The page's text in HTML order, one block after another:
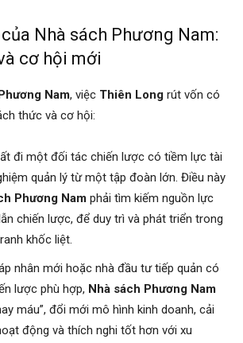
Nhà sách Phương Nam:
cơ hội mới
Nam, việc Thiên Long rút vốn có
thức và cơ hội:
đi một đối tác chiến lược có tiềm lực tài
quản lý từ một tập đoàn lớn. Điều này
Phương Nam phải tìm kiếm nguồn lực
chiến lược, để duy trì và phát triển trong
khốc liệt.
nhân mới hoặc nhà đầu tư tiếp quản có
lược phù hợp, Nhà sách Phương Nam
máu”, đổi mới mô hình kinh doanh, cải
động và thích nghi tốt hơn với xu